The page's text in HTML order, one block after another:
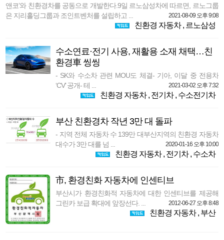
앤코’와 친환경차를 공동으로 개발한다.9일 르노삼성차에 따르면, 르노그룹
은 지리홀딩그룹과 조인트벤처를 설립하고 ...
2021-08-09 오후 9:08
친환경 자동차, 르노삼성
수소연료·전기 사용, 재활용 소재 채택…친
환경車 씽씽
- SK와 수소차 관련 MOU도 체결- 기아, 이달 중 전용차
‘CV’ 공개- 테 ...
2021-03-02 오후 7:32
친환경 자동차, 전기차, 수소전기차
부산 친환경차 작년 3만 대 돌파
- 지역 전체 자동차 수 139만 대부산지역의 친환경 자동차
대수가 3만 대를 넘 ...
2020-01-16 오후 10:00
친환경 자동차, 전기차, 수소차
市, 환경친화 자동차에 인센티브
부산시가 환경친화적 자동차에 대한 인센티브를 제공해
그린카 보급 확대에 앞장선다. ...
2012-06-27 오후 8:48
친환경 자동차, 부산